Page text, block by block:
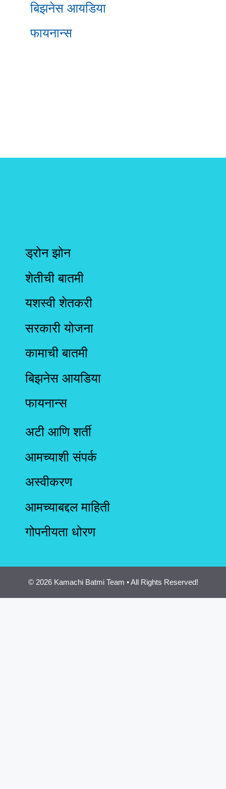
बिझनेस आयडिया
फायनान्स
ड्रोन झोन
शेतीची बातमी
यशस्वी शेतकरी
सरकारी योजना
कामाची बातमी
बिझनेस आयडिया
फायनान्स
अटी आणि शर्ती
आमच्याशी संपर्क
अस्वीकरण
आमच्याबद्दल माहिती
गोपनीयता धोरण
© 2026 Kamachi Batmi Team • All Rights Reserved!